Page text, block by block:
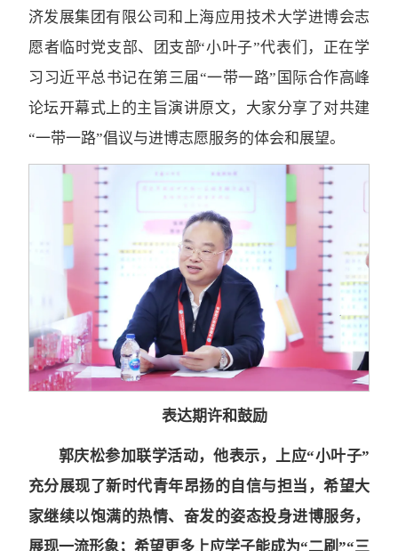
济发展集团有限公司和上海应用技术大学进博会志
愿者临时党支部、团支部 “小叶子”代表们，正在学
习习近平总书记在第三届“一带一路”国际合作高峰
论坛开幕式上的主旨演讲原文，大家分享了对共建
“一带一路”倡议与进博志愿服务的体会和展望。
表达期许和鼓励
郭庆松参加联学活动，他表示，上应“小叶子”
充分展现了新时代青年昂扬的自信与担当，希望大
家继续以饱满的热情、奋发的姿态投身进博服务，
展现一流形象；希望更多上应学子能成为“二刷”“三